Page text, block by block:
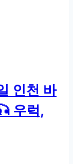
인천 바
우럭,